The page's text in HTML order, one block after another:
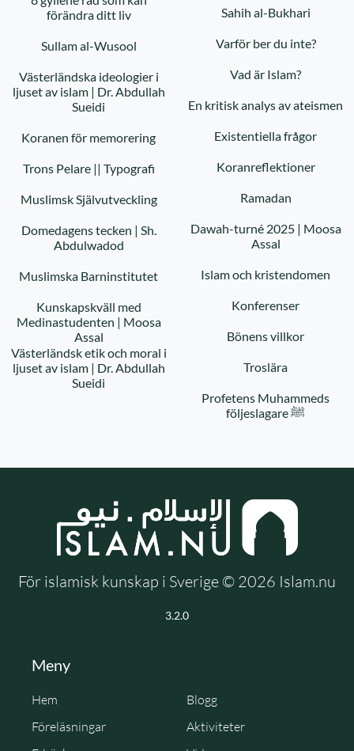
förändra ditt liv
Sahih al-Bukhari
Varför ber du inte?
Sullam al-Wusool
Vad är Islam?
Västerländska ideologier i
ljuset av islam | Dr. Abdullah
Sueidi
En kritisk analys av ateismen
Existentiella frågor
Koranen för memorering
Koranreflektioner
Trons Pelare || Typografi
Ramadan
Muslimsk Självutveckling
Dawah-turné 2025 | Moosa
Assal
Domedagens tecken | Sh.
Abdulwadod
Islam och kristendomen
Muslimska Barninstitutet
Konferenser
Kunskapskväll med
Medinastudenten | Moosa
Assal
Bönens villkor
Västerländsk etik och moral i
ljuset av islam | Dr. Abdullah
Sueidi
Troslära
Profetens Muhammeds
följeslagare ﷺ
För islamisk kunskap i Sverige © 2026 Islam.nu
3.2.0
Meny
Hem
Blogg
Föreläsningar
Aktiviteter